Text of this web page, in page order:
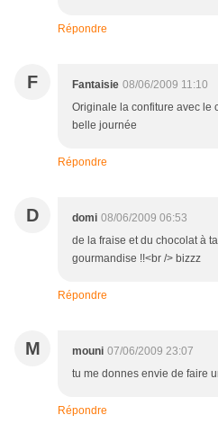
Répondre
F Fantaisie 08/06/2009 11:10
Originale la confiture avec le
belle journée
Répondre
D domi 08/06/2009 06:53
de la fraise et du chocolat à
gourmandise !!<br /> bizzz
Répondre
M mouni 07/06/2009 23:07
tu me donnes envie de faire
Répondre